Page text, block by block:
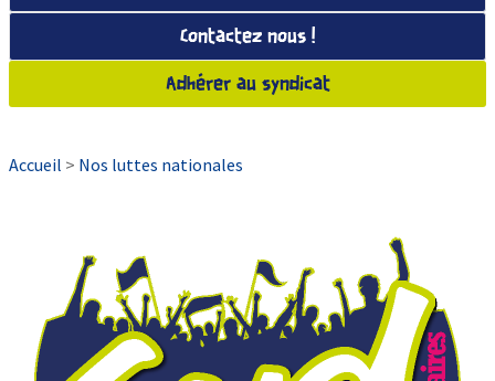
Contactez nous !
Adhérer au syndicat
Accueil > Nos luttes nationales